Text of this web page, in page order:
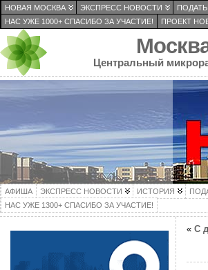
НОВАЯ МОСКВА ЭКСПРЕСС НОВОСТИ
НАС УЖЕ 1000+ СПАСИБО ЗА УЧАСТИЕ!
ПРОЕКТ
Центральный
АФИША ЭКСПРЕСС НОВОСТИ ИСТОРИЯ
НАС УЖЕ 1300+ СПАСИБО ЗА УЧАСТИЕ!
« С